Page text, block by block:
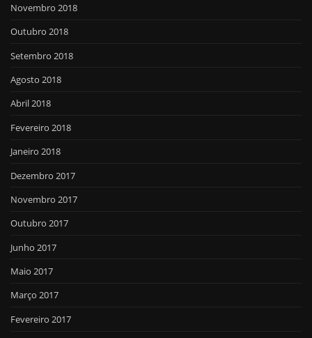
Novembro 2018
Outubro 2018
Setembro 2018
Agosto 2018
Abril 2018
Fevereiro 2018
Janeiro 2018
Dezembro 2017
Novembro 2017
Outubro 2017
Junho 2017
Maio 2017
Março 2017
Fevereiro 2017